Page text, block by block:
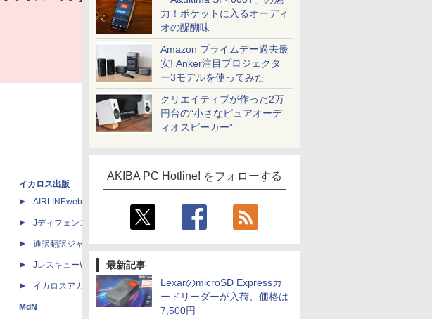
力！ポケットに入るオーディ
オの醍醐味
Amazon プライムデー過去最
安! Anker注目プロジェクタ
ー3モデルを使ってみた
クリエイティブが作った2万
円台の“小さなピュアオーデ
ィオスピーカー”
AKIBA PC Hotline! をフォローする
最新記事
LexarのmicroSD Expressカ
ードリーダーが入荷、価格は
7,500円
イカロス出版
AIRLINEweb
Jディフェンスニュース
通訳翻訳ジャーナル
JレスキューWeb
イカロスアカデミー
MdN
Comic curea
PUBFUN
パブファンセルフ
IPGネットワーク